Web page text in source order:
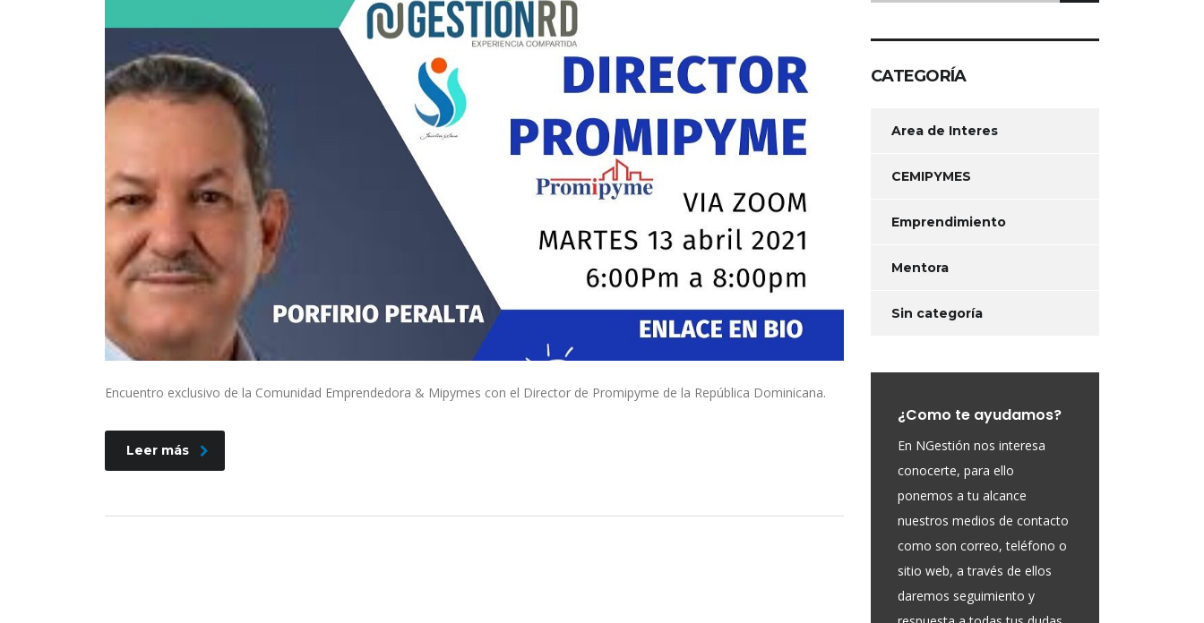
Encuentro exclusivo de la Comunidad Emprendedora & Mipymes con el Director de Promipyme de la República Dominicana.
Leer más
CATEGORÍA
Area de Interes
CEMIPYMES
Emprendimiento
Mentora
Sin categoría
¿Como te ayudamos?
En NGestión nos interesa
conocerte, para ello
ponemos a tu alcance
nuestros medios de contacto
como son correo, teléfono o
sitio web, a través de ellos
daremos seguimiento y